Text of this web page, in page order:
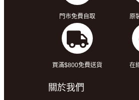
門市免費自取 原
買滿$800免費送貨 在
關於我們